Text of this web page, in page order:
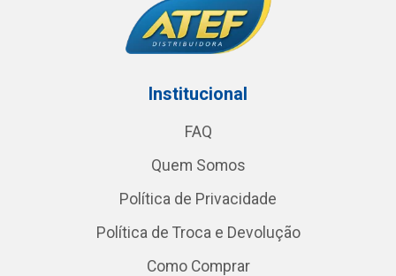
Institucional
FAQ
Quem Somos
Política de Privacidade
Política de Troca e Devolução
Como Comprar